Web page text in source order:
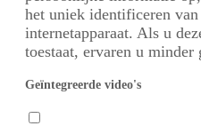
het uniek identificeren
internetapparaat. Als u
toestaat, ervaren u minder
Geïntegreerde video's